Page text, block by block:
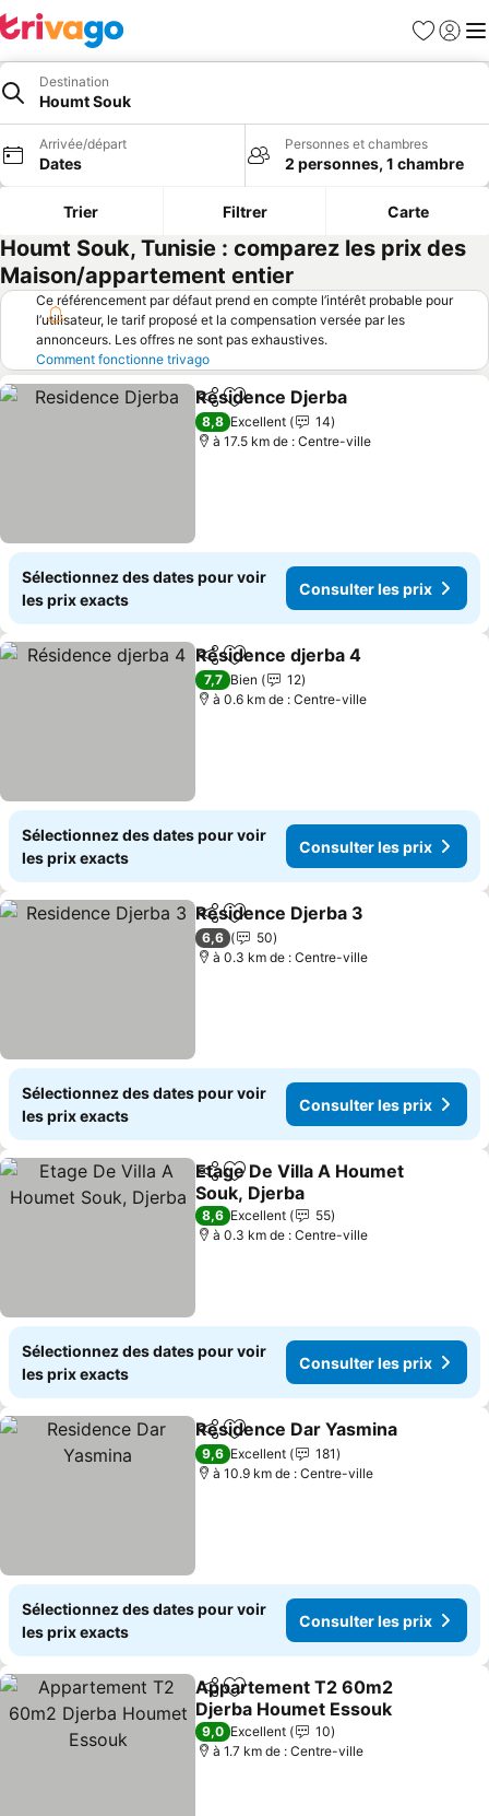
Favoris
Se
Destination
Houmt Souk
Arrivée/départ
Dates
Personnes et chambres
2 personnes, 1 chambre
Trier Filtrer Carte
Houmt Souk, Tunisie : comparez les prix des
Maison/appartement entier
Ce référencement par défaut prend en compte l’intérêt probable pour
l’utilisateur, le tarif proposé et la compensation versée par les
annonceurs. Les offres ne sont pas exhaustives.
Comment fonctionne trivago
PartagerAjouter à mes favoris
Residence Djerba
8,8 Excellent
14
à 17.5 km de : Centre-ville
Sélectionnez des dates pour voir
les prix exacts
Consulter les prix
PartagerAjouter à mes favoris
Résidence djerba 4
7,7 Bien
12
à 0.6 km de : Centre-ville
Sélectionnez des dates pour voir
les prix exacts
Consulter les prix
PartagerAjouter à mes favoris
Residence Djerba 3
6,6
50
à 0.3 km de : Centre-ville
Sélectionnez des dates pour voir
les prix exacts
Consulter les prix
PartagerAjouter à mes favoris
Etage De Villa A Houmet
Souk, Djerba
Consulter les prix
8,6 Excellent
55
à 0.3 km de : Centre-ville
Sélectionnez des dates pour voir
les prix exacts
Consulter les prix
PartagerAjouter à mes favoris
Residence Dar Yasmina
9,6 Excellent
181
à 10.9 km de : Centre-ville
Sélectionnez des dates pour voir
les prix exacts
Consulter les prix
PartagerAjouter à mes favoris
Appartement T2 60m2
Djerba Houmet Essouk
Consulter les prix
9,0 Excellent
10
à 1.7 km de : Centre-ville